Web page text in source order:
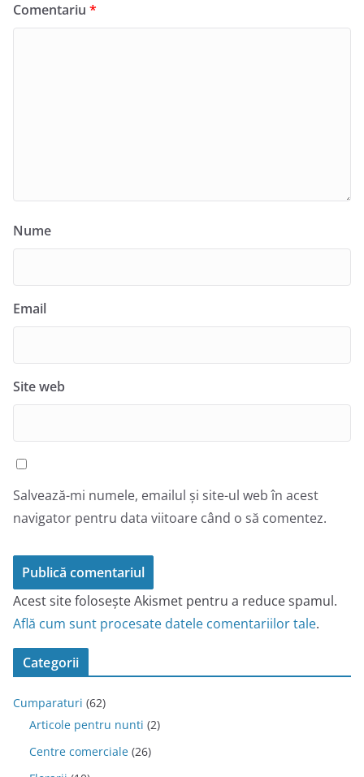
Comentariu *
Nume
Email
Site web
Salvează-mi numele, emailul și site-ul web în acest
navigator pentru data viitoare când o să comentez.
Acest site folosește Akismet pentru a reduce spamul.
Află cum sunt procesate datele comentariilor tale.
Categorii
Cumparaturi (62)
Articole pentru nunti (2)
Centre comerciale (26)